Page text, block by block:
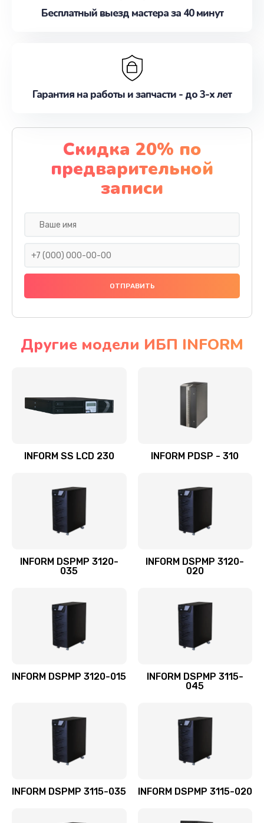
Бесплатный выезд мастера за 40 минут
Гарантия на работы и запчасти - до 3-х лет
Скидка 20% по
предварительной
записи
Другие модели ИБП INFORM
INFORM SS LCD 230 INFORM PDSP - 310
INFORM DSPMP 3120-
035
INFORM DSPMP 3120-
020
INFORM DSPMP 3120-015
INFORM DSPMP 3115-
045
INFORM DSPMP 3115-035 INFORM DSPMP 3115-020